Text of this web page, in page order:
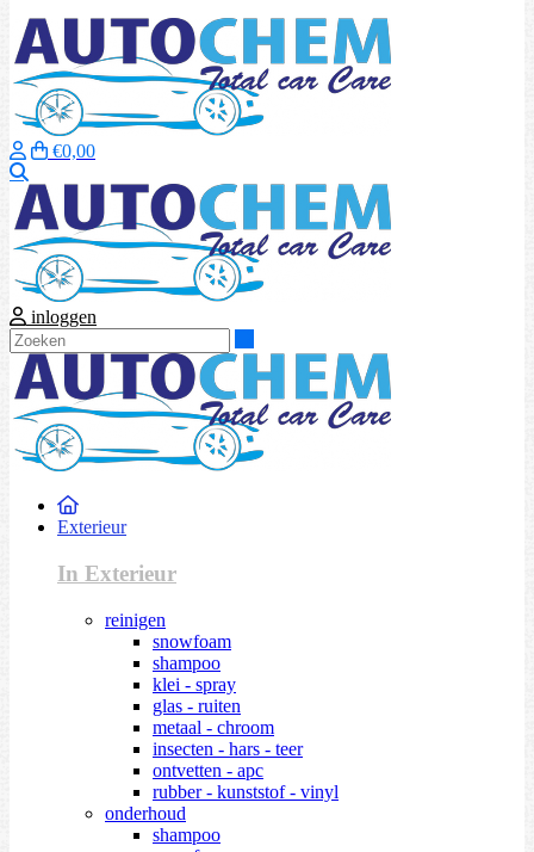
€0,00
inloggen
Exterieur
In Exterieur
reinigen
snowfoam
shampoo
klei - spray
glas - ruiten
metaal - chroom
insecten - hars - teer
ontvetten - apc
rubber - kunststof - vinyl
onderhoud
shampoo